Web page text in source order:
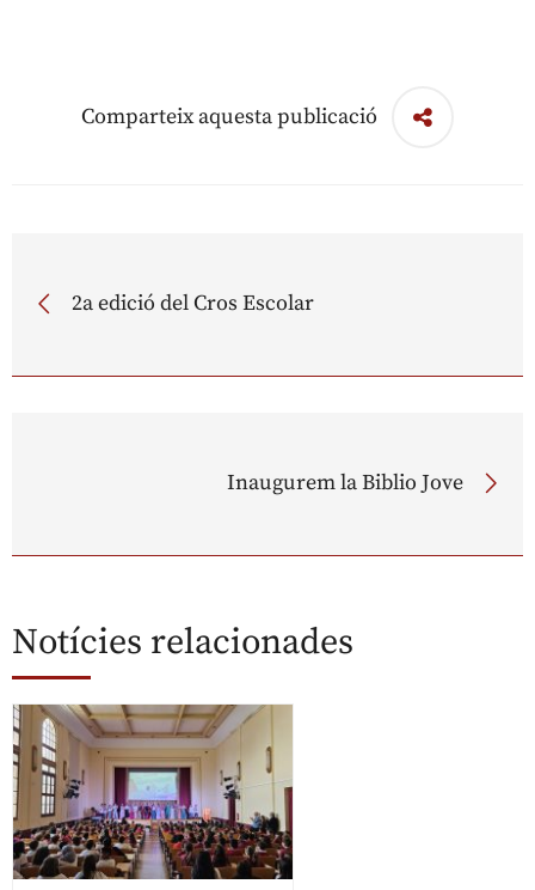
Comparteix aquesta publicació
2a edició del Cros Escolar
Inaugurem la Biblio Jove
Notícies relacionades